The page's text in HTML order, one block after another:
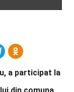
a participat la